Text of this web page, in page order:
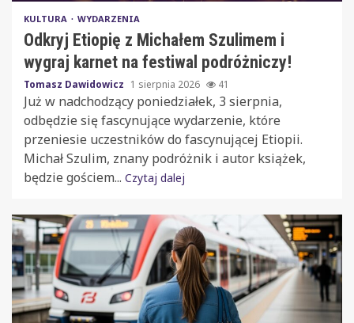
KULTURA WYDARZENIA
Odkryj Etiopię z Michałem Szulimem i
wygraj karnet na festiwal podróżniczy!
Tomasz Dawidowicz 1 sierpnia 2026 41
Już w nadchodzący poniedziałek, 3 sierpnia,
odbędzie się fascynujące wydarzenie, które
przeniesie uczestników do fascynującej Etiopii.
Michał Szulim, znany podróżnik i autor książek,
będzie gościem... Czytaj dalej